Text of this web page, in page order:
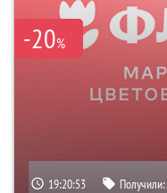
-20%
19:20:52 Получили: